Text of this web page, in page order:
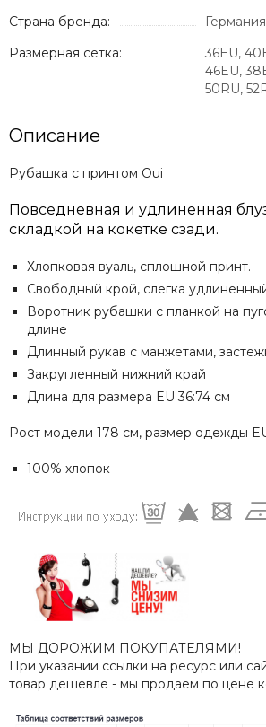
Страна бренда:
Германия
Размерная сетка:
36EU,
46EU,
50RU,
Описание
Рубашка с принтом Oui
Повседневная и удлиненная
складкой на кокетке сзади.
Хлопковая вуаль, сплошной принт.
Свободный крой, слегка
Воротник рубашки с планкой на
длине
Длинный рукав с манжетами,
Закругленный нижний край
Длина для размера EU 36:74 см
Рост модели 178 см, размер одежды
100% хлопок
МЫ ДОРОЖИМ ПОКУПАТЕЛЯМИ!
При указании ссылки на ресурс или
товар дешевле - мы продаем по цене